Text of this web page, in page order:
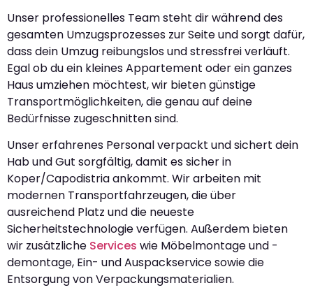
Unser professionelles Team steht dir während des
gesamten Umzugsprozesses zur Seite und sorgt dafür,
dass dein Umzug reibungslos und stressfrei verläuft.
Egal ob du ein kleines Appartement oder ein ganzes
Haus umziehen möchtest, wir bieten günstige
Transportmöglichkeiten, die genau auf deine
Bedürfnisse zugeschnitten sind.
Unser erfahrenes Personal verpackt und sichert dein
Hab und Gut sorgfältig, damit es sicher in
Koper/Capodistria ankommt. Wir arbeiten mit
modernen Transportfahrzeugen, die über
ausreichend Platz und die neueste
Sicherheitstechnologie verfügen. Außerdem bieten
wir zusätzliche Services wie Möbelmontage und -
demontage, Ein- und Auspackservice sowie die
Entsorgung von Verpackungsmaterialien.